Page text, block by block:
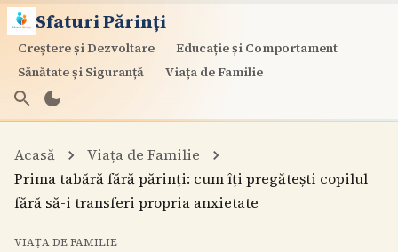
Sfaturi Părinți
Creștere și Dezvoltare
Educație și Comportament
Sănătate și Siguranță
Viața de Familie
Acasă
Viața de Familie
Prima tabără fără părinți: cum îți pregătești copilul
fără să-i transferi propria anxietate
VIAȚA DE FAMILIE